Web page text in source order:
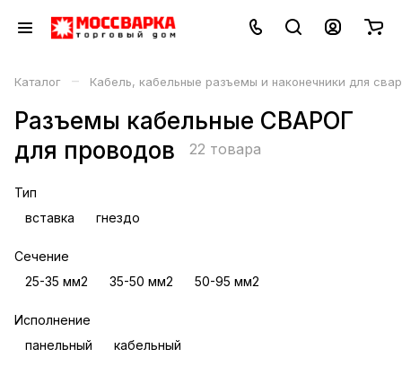
Каталог – Кабель, кабельные разъемы и наконечники для
Разъемы кабельные СВАРОГ
для проводов
22 товара
Тип
вставка
гнездо
Сечение
25-35 мм2
35-50 мм2 50-95 мм2
Исполнение
панельный
кабельный